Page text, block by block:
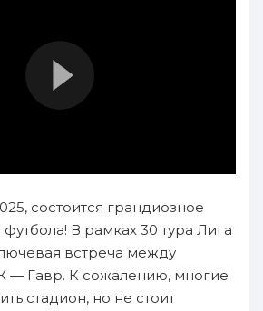
состоится грандиозное
В рамках 30 тура Лига
встреча между
Гавр. К сожалению, многие
стадион, но не стоит